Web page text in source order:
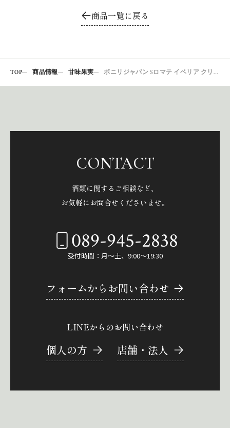
商品一覧に戻る
TOP 商品情報 甘味果実 ボニリジャパン Sロマテ イベリア クリーム
CONTACT
酒類に関するご相談など、
お気軽にお問合せくださいませ。
089-945-2838
受付時間：月～土、9:00～19:30
フォームからお問い合わせ
LINEからのお問い合わせ
個人の方 店舗・法人